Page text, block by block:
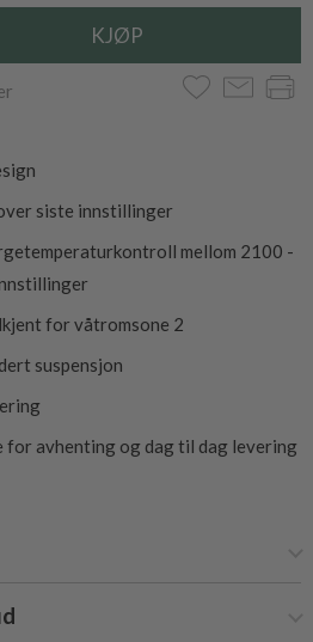
siste innstillinger
mellom 2100 -
for våtromsone 2
suspensjon
for avhenting og dag til dag levering